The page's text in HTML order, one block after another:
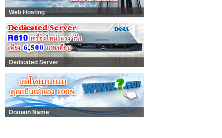
Web Hosting
Dedicated Server
Domain Name